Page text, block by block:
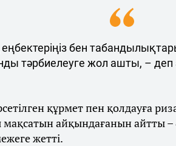
еңбектеріңіз бен
тәрбиелеуге жол ашты, – деп
құрмет пен қолдауға
мақсатын айқындағанын айтты –
жетті.